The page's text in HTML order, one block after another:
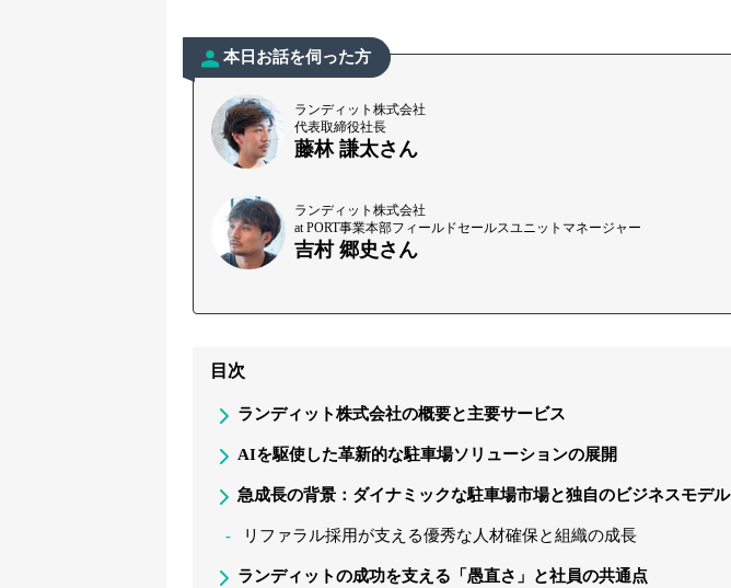
本日お話を伺った方
ランディット株式会社
代表取締役社長
藤林 謙太さん
ランディット株式会社
at PORT事業本部フィールドセールスユニットマネージャー
吉村 郷史さん
目次
ランディット株式会社の概要と主要サービス
AIを駆使した革新的な駐車場ソリューションの展開
急成長の背景：ダイナミックな駐車場市場と独自のビジネスモデル
リファラル採用が支える優秀な人材確保と組織の成長
ランディットの成功を支える「愚直さ」と社員の共通点